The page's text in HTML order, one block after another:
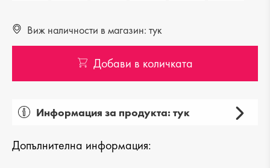
Виж наличности в магазин: тук
Добави в количката
Информация за продукта: тук
Вид на продукта: ежедневни
Допълнителна информация: